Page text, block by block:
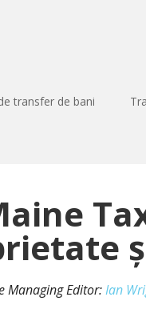
transfer de bani
Managing Editor:Ian